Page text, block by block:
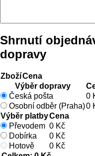
Shrnutí
dopravy
ZbožíCena
Výběr dopravy
Česká pošta
0
Osobní odběr (Praha)0
Výběr platbyCena
Převodem 0 Kč
Dobírka
0 Kč
Hotově
0 Kč